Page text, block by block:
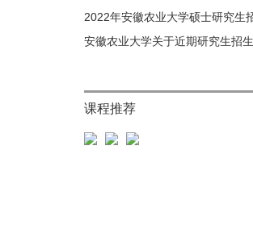
2022年安徽农业大学硕士研究生
安徽农业大学关于近期研究生招
课程推荐